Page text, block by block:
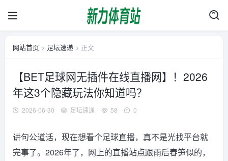
网站首页 > 足坛速递 > 正文
【BET足球网无插件在线直播网】！2026
年这3个隐藏玩法你知道吗？
2026-06-30 足坛速递 58 0
讲句公道话，现在想看个足球直播，真不是光找平台就
完事了。2026年了，网上的直播站点跟雨后春笋似的，